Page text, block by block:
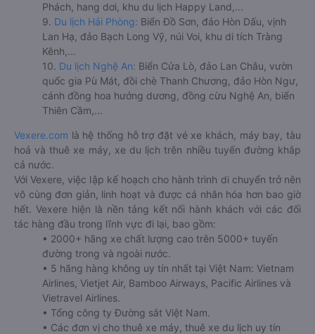
Phách, hang dơi, khu du lịch Happy Land,...
9. Du lịch Hải Phòng: Biển Đồ Sơn, đảo Hòn Dấu, vịnh
Lan Hạ, đảo Bạch Long Vỹ, núi Voi, khu di tích Tràng
Kênh,...
10. Du lịch Nghệ An: Biển Cửa Lò, đảo Lan Châu, vườn
quốc gia Pù Mát, đồi chè Thanh Chương, đảo Hòn Ngư,
cánh đồng hoa hướng dương, đồng cừu Nghệ An, biển
Thiên Cầm,...
Vexere.com là hệ thống hỗ trợ đặt vé xe khách, máy bay, tàu
hoả và thuê xe máy, xe du lịch trên nhiều tuyến đường khắp
cả nước.
Với Vexere, việc lập kế hoạch cho hành trình di chuyển trở nên
vô cùng đơn giản, linh hoạt và được cá nhân hóa hơn bao giờ
hết. Vexere hiện là nền tảng kết nối hành khách với các đối
tác hàng đầu trong lĩnh vực đi lại, bao gồm:
• 2000+ hãng xe chất lượng cao trên 5000+ tuyến
đường trong và ngoài nước.
• 5 hãng hàng không uy tín nhất tại Việt Nam: Vietnam
Airlines, Vietjet Air, Bamboo Airways, Pacific Airlines và
Vietravel Airlines.
• Tổng công ty Đường sắt Việt Nam.
• Các đơn vị cho thuê xe máy, thuê xe du lịch uy tín